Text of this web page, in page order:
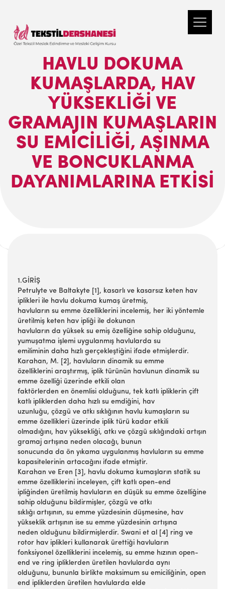
HAVLU DOKUMA
KUMAŞLARDA, HAV
YÜKSEKLIĞI VE
GRAMAJIN KUMAŞLARIN
SU EMICILIĞI, AŞINMA
VE BONCUKLANMA
DAYANIMLARINA ETKISI
1.GİRİŞ
Petrulyte ve Baltakyte [1], kasarlı ve kasarsız keten hav
iplikleri ile havlu dokuma kumaş üretmiş,
havluların su emme özelliklerini incelemiş, her iki yöntemle
üretilmiş keten hav ipliği ile dokunan
havluların da yüksek su emiş özelliğine sahip olduğunu,
yumuşatma işlemi uygulanmış havlularda su
emiliminin daha hızlı gerçekleştiğini ifade etmişlerdir.
Karahan, M. [2], havluların dinamik su emme
özelliklerini araştırmış, iplik türünün havlunun dinamik su
emme özelliği üzerinde etkili olan
faktörlerden en önemlisi olduğunu, tek katlı ipliklerin çift
katlı ipliklerden daha hızlı su emdiğini, hav
uzunluğu, çözgü ve atkı sıklığının havlu kumaşların su
emme özellikleri üzerinde iplik türü kadar etkili
olmadığını, hav yüksekliği, atkı ve çözgü sıklığındaki artışın
gramaj artışına neden olacağı, bunun
sonucunda da ön yıkama uygulanmış havluların su emme
kapasitelerinin artacağını ifade etmiştir.
Karahan ve Eren [3], havlu dokuma kumaşların statik su
emme özelliklerini inceleyen, çift katlı open-end
ipliğinden üretilmiş havluların en düşük su emme özelliğine
sahip olduğunu bildirmişler, çözgü ve atkı
sıklığı artışının, su emme yüzdesinin düşmesine, hav
yükseklik artışının ise su emme yüzdesinin artışına
neden olduğunu bildirmişlerdir. Swani et al [4] ring ve
rotor hav iplikleri kullanarak ürettiği havluların
fonksiyonel özelliklerini incelemiş, su emme hızının open-
end ve ring ipliklerden üretilen havlularda aynı
olduğunu, bununla birlikte maksimum su emiciliğinin, open
end ipliklerden üretilen havlularda elde